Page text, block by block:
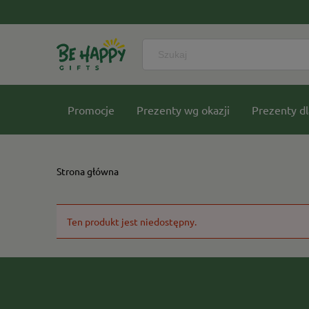
Promocje Prezenty wg okazji Prezenty
Strona główna
Ten produkt jest niedostępny.